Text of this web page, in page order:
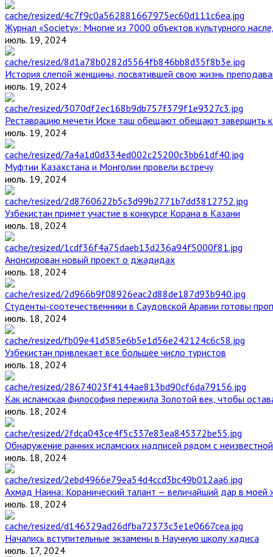
Журнал «Society»: Многие из 7000 объектов культурного
июль. 19, 2024
История слепой женщины, посвятившей свою жизнь
июль. 19, 2024
Реставрацию мечети Иске таш обещают обещают завершить к
июль. 19, 2024
Муфтии Казахстана и Монголии провели встречу
июль. 19, 2024
Узбекистан примет участие в конкурсе Корана в Казани
июль. 18, 2024
Анонсирован новый проект о джадидах
июль. 18, 2024
Студенты-соотечественники в Саудовской Аравии готовы
июль. 18, 2024
Узбекистан привлекает все большее число туристов
июль. 18, 2024
Как исламская философия пережила Золотой век, чтобы
июль. 18, 2024
Обнаружение ранних исламских надписей рядом с
июль. 18, 2024
Ахмад Наина: Коранический талант — величайший дар в моей
июль. 18, 2024
Начались вступительные экзамены в Научную школу хадиса
июль. 17, 2024